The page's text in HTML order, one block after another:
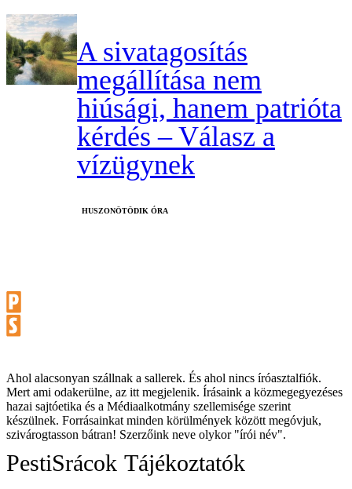
A sivatagosítás
megállítása nem
hiúsági, hanem patrióta
kérdés – Válasz a
vízügynek
HUSZONÖTÖDIK ÓRA
Ahol alacsonyan szállnak a sallerek. És ahol nincs íróasztalfiók.
Mert ami odakerülne, az itt megjelenik. Írásaink a közmegegyezéses
hazai sajtóetika és a Médiaalkotmány szellemisége szerint
készülnek. Forrásainkat minden körülmények között megóvjuk,
szivárogtasson bátran! Szerzőink neve olykor "írói név".
PestiSrácok Tájékoztatók